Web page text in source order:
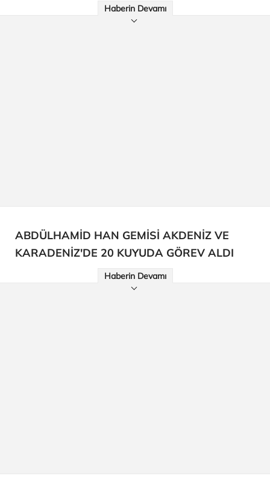
Haberin Devamı
ABDÜLHAMİD HAN GEMİSİ AKDENİZ VE
KARADENİZ'DE 20 KUYUDA GÖREV ALDI
Haberin Devamı